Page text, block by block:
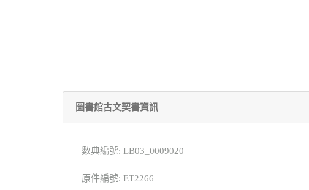
圖書館古文契書資訊
數典編號: LB03_0009020
原件編號: ET2266